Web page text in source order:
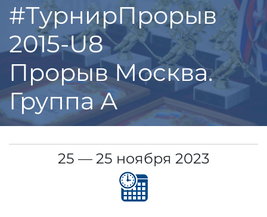
#ТурнирПрорыв
2015-U8
Прорыв Москва.
Группа А
25 — 25 ноября 2023